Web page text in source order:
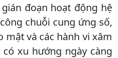
đoạn hoạt động hệ
chuỗi cung ứng số,
mật và các hành vi xâm
xu hướng ngày càng